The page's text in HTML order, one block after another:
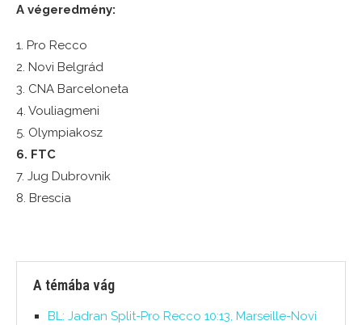
A végeredmény:
1. Pro Recco
2. Novi Belgrád
3. CNA Barceloneta
4. Vouliagmeni
5. Olympiakosz
6. FTC
7. Jug Dubrovnik
8. Brescia
A témába vág
BL: Jadran Split-Pro Recco 10:13, Marseille-Novi